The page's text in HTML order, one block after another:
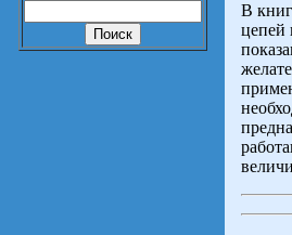
В
цепей